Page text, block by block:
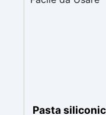
Pasta